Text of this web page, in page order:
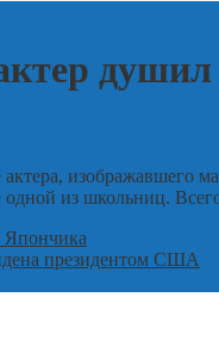
изображавшего
из школьниц.
Япончика
президентом США